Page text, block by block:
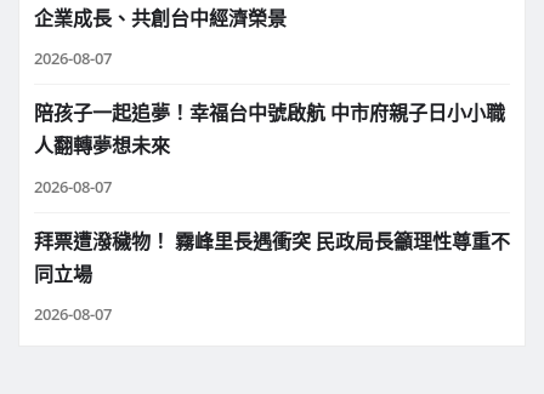
企業成長、共創台中經濟榮景
2026-08-07
陪孩子一起追夢！幸福台中號啟航 中市府親子日小小職
人翻轉夢想未來
2026-08-07
拜票遭潑穢物！ 霧峰里長遇衝突 民政局長籲理性尊重不
同立場
2026-08-07